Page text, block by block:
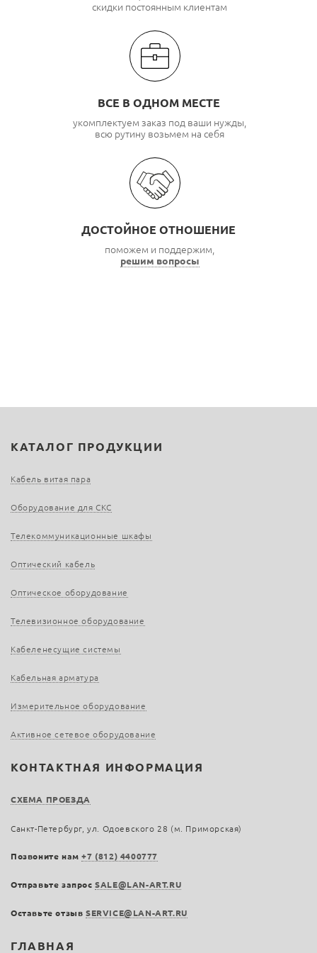
скидки постоянным клиентам
ВСЕ В ОДНОМ МЕСТЕ
укомплектуем заказ под ваши нужды,
всю рутину возьмем на себя
ДОСТОЙНОЕ ОТНОШЕНИЕ
поможем и поддержим,
решим вопросы
ГЛАВНАЯ
КАТАЛОГ ПРОДУКЦИИ
Кабель витая пара
Оборудование для СКС
Телекоммуникационные шкафы
Оптический кабель
Оптическое оборудование
Телевизионное оборудование
Кабеленесущие системы
Кабельная арматура
Измерительное оборудование
Активное сетевое оборудование
КОНТАКТНАЯ ИНФОРМАЦИЯ
СХЕМА ПРОЕЗДА
Санкт-Петербург, ул. Одоевского 28 (м. Приморская)
Позвоните нам+7 (812) 4400777
Отправьте запросSALE@LAN-ART.RU
Оставьте отзыв SERVICE@LAN-ART.RU